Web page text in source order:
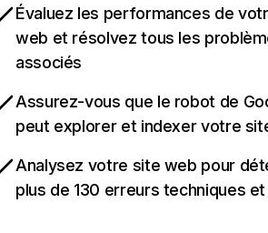
Évaluez les performances de
web et résolvez tous les
associés
Assurez-vous que le robot de
peut explorer et indexer votre
Analysez votre site web pour
plus de 130 erreurs techniques et